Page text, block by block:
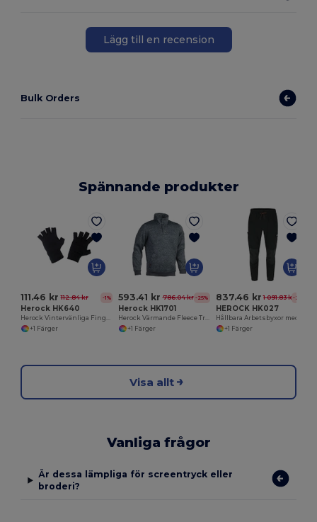
Lägg till en recension
Bulk Orders
Spännande produkter
111.46 kr 112.84 kr -1%
Herock HK640
Herock Vintervänliga Fingervantar
+1 Färger
593.41 kr 786.04 kr -25%
Herock HK1701
Herock Värmande Fleece Tröja med Förstärkta Armbågar
+1 Färger
837.46 kr 1 091.83 kr-23%
HEROCK HK027
+1 Färger
Visa allt
Vanliga frågor
Är dessa lämpliga för screentryck eller
broderi?